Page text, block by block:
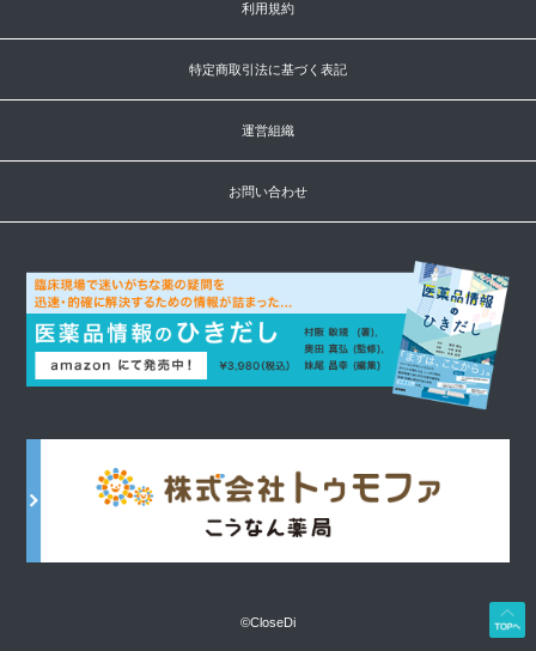
利用規約
特定商取引法に基づく表記
運営組織
お問い合わせ
©CloseDi